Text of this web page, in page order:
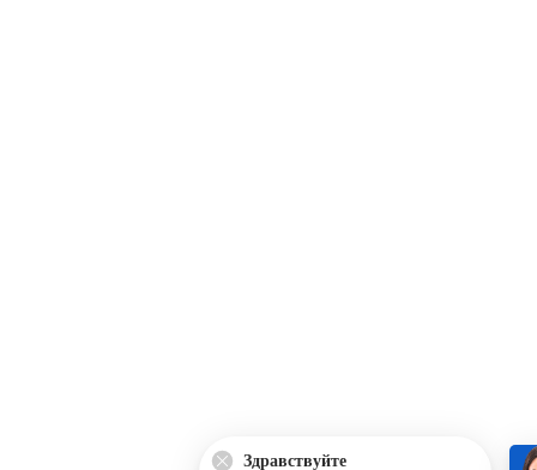
Здравствуйте